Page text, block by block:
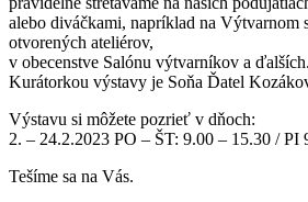
alebo diváčkami, napríklad na Výtvarnom
otvorených ateliérov,
v obecenstve Salónu výtvarníkov a ďalších.
Kurátorkou výstavy je Soňa Ďatel
Výstavu si môžete pozrieť v dňoch:
2. – 24.2.2023 PO – ŠT: 9.00 – 15.30 / PI
Tešíme sa na Vás.